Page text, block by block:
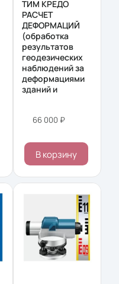
ТИМ КРЕДО
РАСЧЕТ
ДЕФОРМАЦИЙ
(обработка
результатов
геодезических
наблюдений за
деформациями
зданий и
66 000 ₽
В корзину